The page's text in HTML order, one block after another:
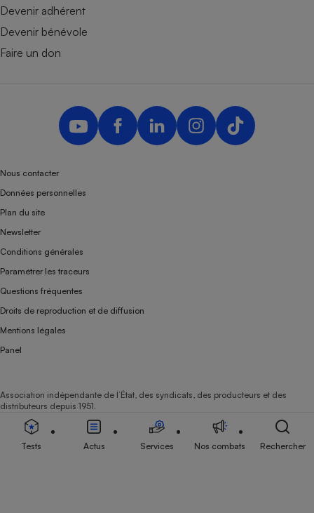
Devenir adhérent
Devenir bénévole
Faire un don
Nous contacter
Données personnelles
Plan du site
Newsletter
Conditions générales
Paramétrer les traceurs
Questions fréquentes
Droits de reproduction et de diffusion
Mentions légales
Panel
Association indépendante de l’État, des syndicats, des producteurs et des
distributeurs depuis 1951.
Tests Actus Services Nos combats Rechercher